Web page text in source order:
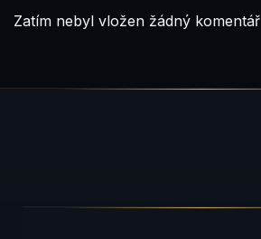
Zatím nebyl vložen žádný komentář